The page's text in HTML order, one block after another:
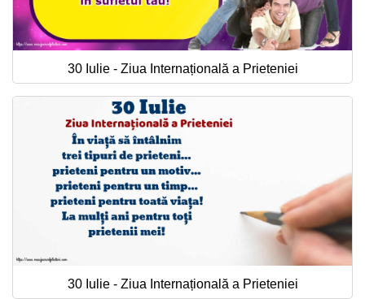
30 Iulie - Ziua Internațională a Prieteniei
30 Iulie - Ziua Internațională a Prieteniei